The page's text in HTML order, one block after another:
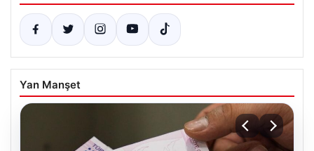
Yan Manşet